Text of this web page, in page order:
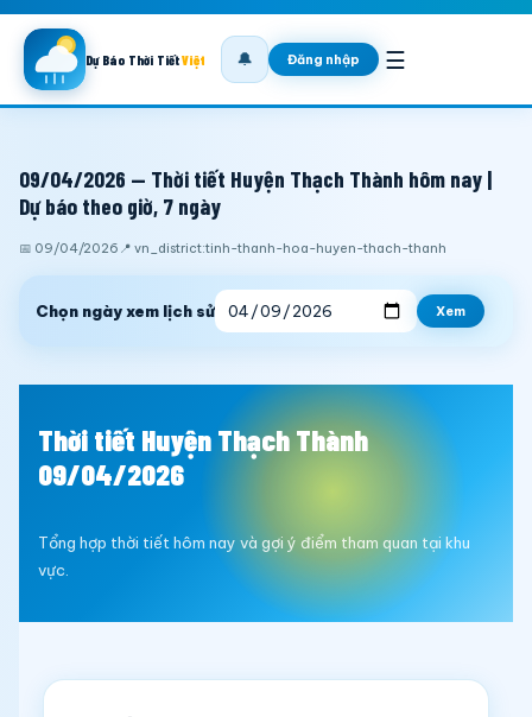
Dự Báo Thời TiếtViệt 🔔 Đăng nhập ☰
09/04/2026 — Thời tiết Huyện Thạch Thành hôm nay |
Dự báo theo giờ, 7 ngày
📅 09/04/2026 📍 vn_district:tinh-thanh-hoa-huyen-thach-thanh
Chọn ngày xem lịch sử Xem
Thời tiết Huyện Thạch Thành
09/04/2026
Tổng hợp thời tiết hôm nay và gợi ý điểm tham quan tại khu
vực.